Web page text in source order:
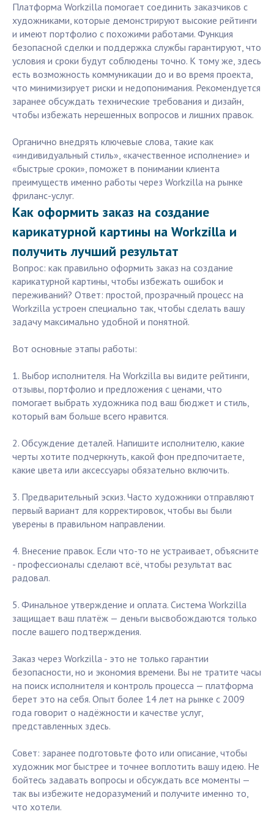
Платформа Workzilla помогает соединить заказчиков с
художниками, которые демонстрируют высокие рейтинги
и имеют портфолио с похожими работами. Функция
безопасной сделки и поддержка службы гарантируют, что
условия и сроки будут соблюдены точно. К тому же, здесь
есть возможность коммуникации до и во время проекта,
что минимизирует риски и недопонимания. Рекомендуется
заранее обсуждать технические требования и дизайн,
чтобы избежать нерешенных вопросов и лишних правок.
Органично внедрять ключевые слова, такие как
«индивидуальный стиль», «качественное исполнение» и
«быстрые сроки», поможет в понимании клиента
преимуществ именно работы через Workzilla на рынке
фриланс-услуг.
Как оформить заказ на создание
карикатурной картины на Workzilla и
получить лучший результат
Вопрос: как правильно оформить заказ на создание
карикатурной картины, чтобы избежать ошибок и
переживаний? Ответ: простой, прозрачный процесс на
Workzilla устроен специально так, чтобы сделать вашу
задачу максимально удобной и понятной.
Вот основные этапы работы:
1. Выбор исполнителя. На Workzilla вы видите рейтинги,
отзывы, портфолио и предложения с ценами, что
помогает выбрать художника под ваш бюджет и стиль,
который вам больше всего нравится.
2. Обсуждение деталей. Напишите исполнителю, какие
черты хотите подчеркнуть, какой фон предпочитаете,
какие цвета или аксессуары обязательно включить.
3. Предварительный эскиз. Часто художники отправляют
первый вариант для корректировок, чтобы вы были
уверены в правильном направлении.
4. Внесение правок. Если что-то не устраивает, объясните
- профессионалы сделают всё, чтобы результат вас
радовал.
5. Финальное утверждение и оплата. Система Workzilla
защищает ваш платёж — деньги высвобождаются только
после вашего подтверждения.
Заказ через Workzilla - это не только гарантии
безопасности, но и экономия времени. Вы не тратите часы
на поиск исполнителя и контроль процесса — платформа
берет это на себя. Опыт более 14 лет на рынке с 2009
года говорит о надёжности и качестве услуг,
представленных здесь.
Совет: заранее подготовьте фото или описание, чтобы
художник мог быстрее и точнее воплотить вашу идею. Не
бойтесь задавать вопросы и обсуждать все моменты —
так вы избежите недоразумений и получите именно то,
что хотели.